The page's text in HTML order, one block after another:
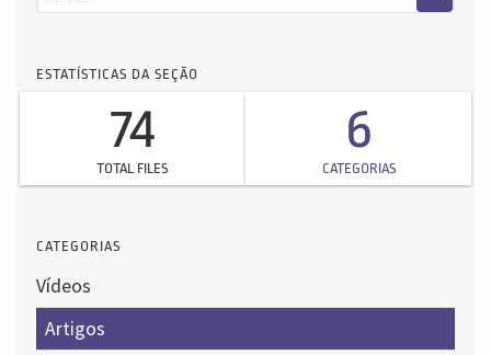
ESTATÍSTICAS DA SEÇÃO
74
TOTAL FILES
6
CATEGORIAS
CATEGORIAS
Vídeos
Artigos